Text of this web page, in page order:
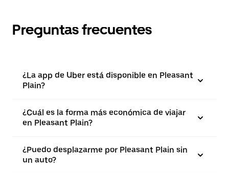
Preguntas frecuentes
¿La app de Uber está disponible en Pleasant
Plain?
¿Cuál es la forma más económica de viajar
en Pleasant Plain?
¿Puedo desplazarme por Pleasant Plain sin
un auto?